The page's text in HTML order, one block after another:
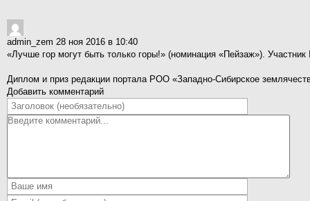
admin_zem 28 ноя 2016 в 10:40
«Лучше гор могут быть только горы!» (номинация «Пейзаж»).
Диплом и приз редакции портала РОО «Западно-Сибирское
Добавить комментарий